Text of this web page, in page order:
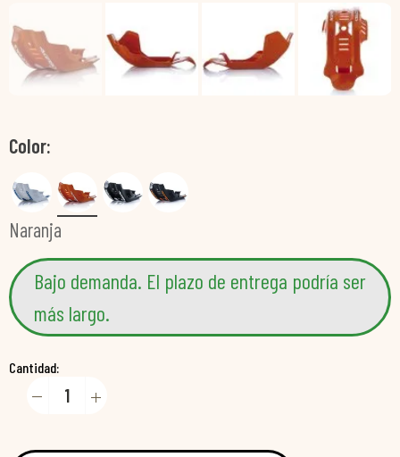
Color
Naranja
Bajo demanda. El plazo de entrega podría ser
más largo.
Cantidad: